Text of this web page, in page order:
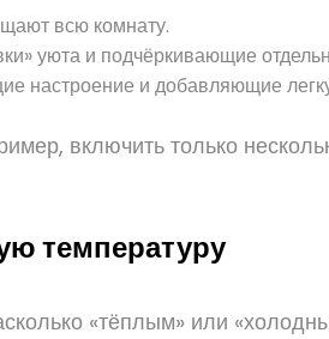
всю комнату.
уюта и подчёркивающие
настроение и добавляющие
включить только
температуру
«тёплым» или